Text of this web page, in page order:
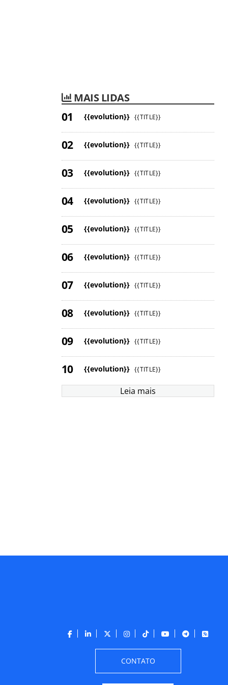
MAIS LIDAS
{{evolution}} {{TITLE}}
{{evolution}} {{TITLE}}
{{evolution}} {{TITLE}}
{{evolution}} {{TITLE}}
{{evolution}} {{TITLE}}
{{evolution}} {{TITLE}}
{{evolution}} {{TITLE}}
{{evolution}} {{TITLE}}
{{evolution}} {{TITLE}}
{{evolution}} {{TITLE}}
Leia mais
CONTATO